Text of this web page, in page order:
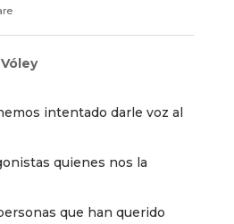
intentado darle voz al
quienes nos la
que han querido